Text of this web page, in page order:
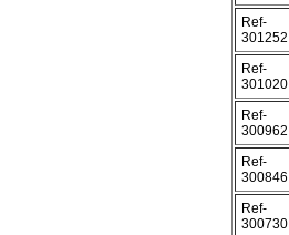
Ref-
301252
Ref-
301020
Ref-
300962
Ref-
300846
Ref-
300730